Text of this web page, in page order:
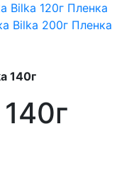
Bilka 120г Пленка
Bilka 200г Пленка
140г